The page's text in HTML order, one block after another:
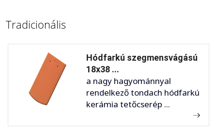
Tradicionális
Hódfarkú szegmensvágású
18x38 ...
a nagy hagyománnyal
rendelkező tondach hódfarkú
kerámia tetőcserép ...